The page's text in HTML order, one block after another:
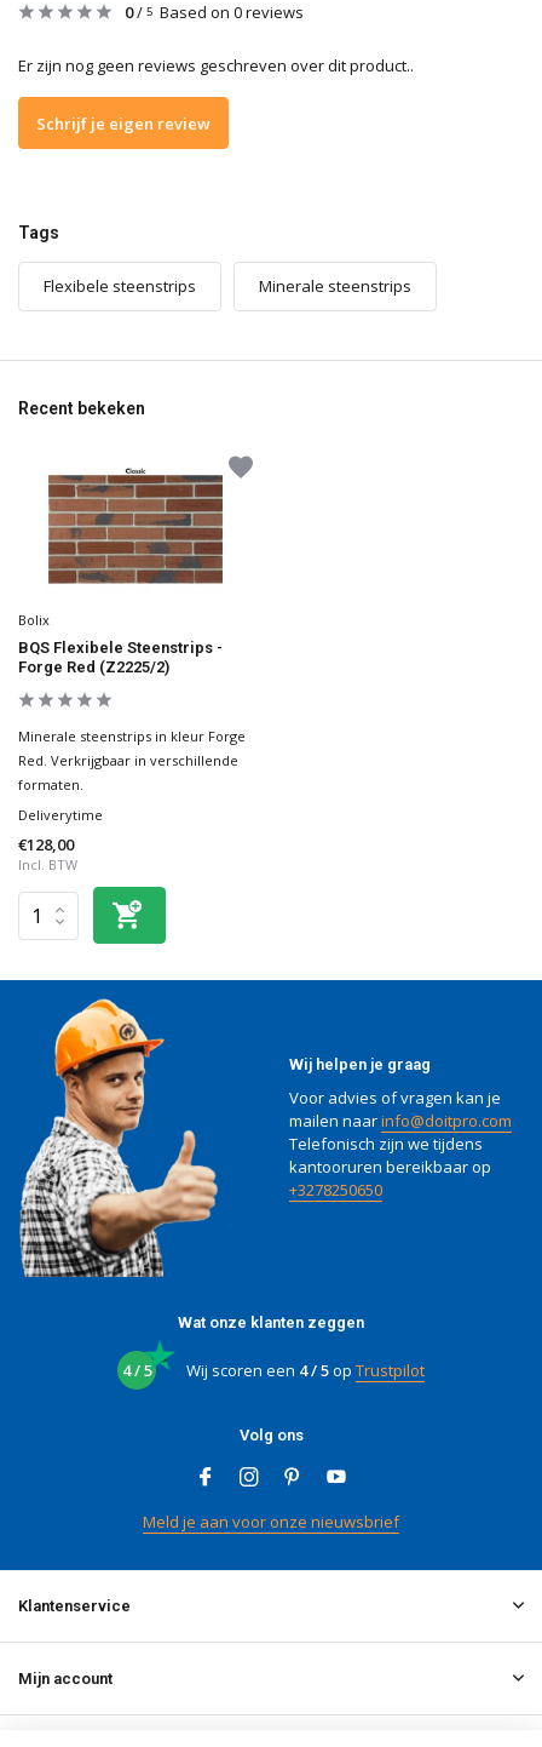
0/ 5 Based on 0 reviews
Er zijn nog geen reviews geschreven over dit product..
Schrijf je eigen review
Tags
Flexibele steenstrips Minerale steenstrips
Recent bekeken
Bolix
BQS Flexibele Steenstrips -
Forge Red (Z2225/2)
Minerale steenstrips in kleur Forge
Red. Verkrijgbaar in verschillende
formaten.
Deliverytime
€128,00
Incl. BTW
Wij helpen je graag
Voor advies of vragen kan je
mailen naarinfo@doitpro.com
Telefonisch zijn we tijdens
kantooruren bereikbaar op
+3278250650
Wat onze klanten zeggen
4 / 5 Wij scoren een 4 / 5op Trustpilot
Volg ons
Meld je aan voor onze nieuwsbrief
Klantenservice
Mijn account